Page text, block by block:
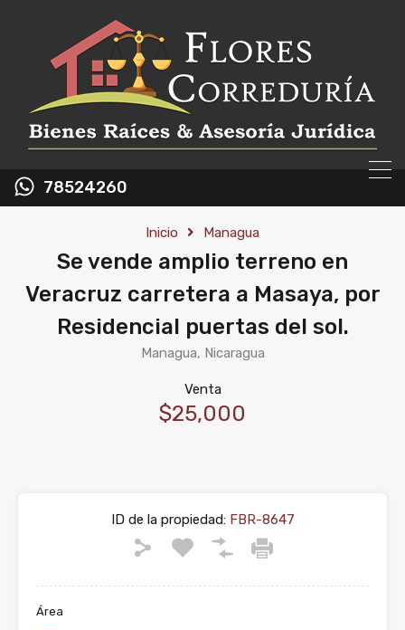
78524260
Inicio Managua
Se vende amplio terreno en
Veracruz carretera a Masaya, por
Residencial puertas del sol.
Managua, Nicaragua
Venta
$25,000
ID de la propiedad:FBR-8647
Área